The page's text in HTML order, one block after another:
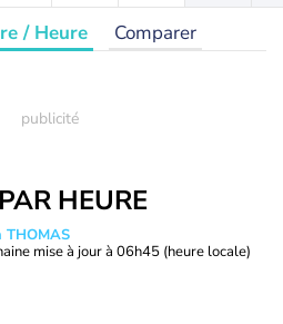
/ Heure Comparer
HEURE
THOMAS
mise à jour à 06h45 (heure locale)